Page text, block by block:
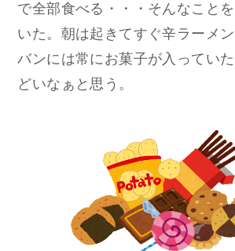
で全部食べる・・・そんなこと
いた。朝は起きてすぐ辛ラーメ
バンには常にお菓子が入ってい
どいなぁと思う。